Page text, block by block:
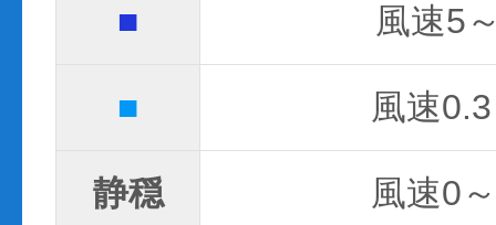
■ 風速5
■ 風速
静穏 風速0